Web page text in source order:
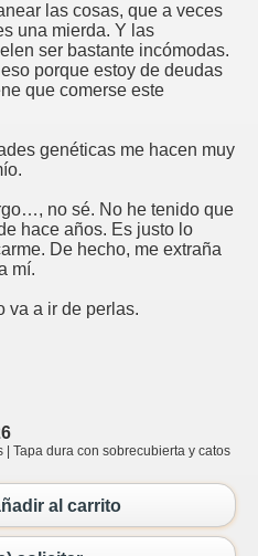
las cosas, que a veces
una mierda. Y las
ser bastante incómodas.
porque estoy de deudas
que comerse este
genéticas me hacen muy
no sé. No he tenido que
hace años. Es justo lo
De hecho, me extraña
mí.
va a ir de perlas.
Tapa dura con sobrecubierta y catos
al carrito